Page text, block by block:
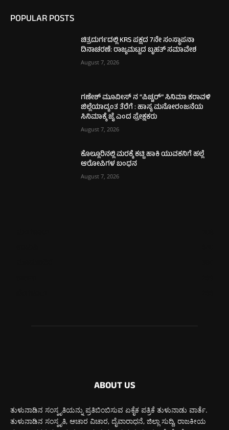
POPULAR POSTS
ಚಿತ್ರದುರ್ಗದಲ್ಲಿ KRS ಪಕ್ಷದ 7ನೇ ಸಂಸ್ಥಾಪನಾ
ದಿನಾಚರಣೆ: ರಾಜ್ಯಮಟ್ಟದ ಬೃಹತ್ ಸಮಾವೇಶ
August 7, 2026
ಗಣೇಶ್ ಮೂವೀಸ್ ನ “ಪಿಚ್ಚರ್” ಸಿನಿಮಾ ಕರಾವಳಿ
ಜಿಲ್ಲೆಯಾದ್ಯಂತ ತೆರೆಗೆ : ಹಾಸ್ಯ ಮನೋರಂಜನೆಯ
ಸಿನಿಮಾಕ್ಕೆ ಜೈ ಎಂದ ಪ್ರೇಕ್ಷಕರು
August 7, 2026
ಕೊಲ್ಲೂರಿನಲ್ಲಿ ಮರಕ್ಕೆ ಕಟ್ಟಿ ಹಾಕಿ ಯುವಕನಿಗೆ ಹಲ್ಲೆ
ಆರೋಪಿಗಳ ಬಂಧನ
August 7, 2026
ABOUT US
ತುಳುನಾಡಿನ ಸಂಸ್ಕೃತಿಯನ್ನು ಪ್ರತಿಬಿಂಬಿಸುವ ಏಕೈಕ ಪತ್ರಿಕೆ ತುಳುನಾಡು ವಾರ್ತೆ.
ತುಳುನಾಡಿನ ಸಂಸ್ಕೃತಿ, ಆಚಾರ ವಿಚಾರ, ದೈವಾರಾಧನೆ, ಜಿಲ್ಲಾ ಸುದ್ದಿ, ರಾಜಕೀಯ